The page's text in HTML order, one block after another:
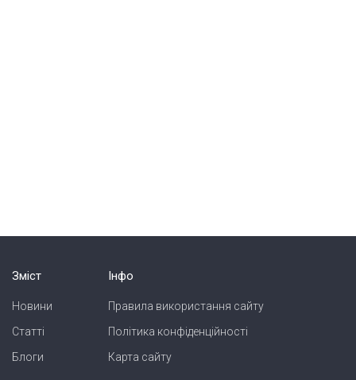
Зміст
Новини
Статті
Блоги
Інфо
Правила використання сайту
Політика конфіденційності
Карта сайту